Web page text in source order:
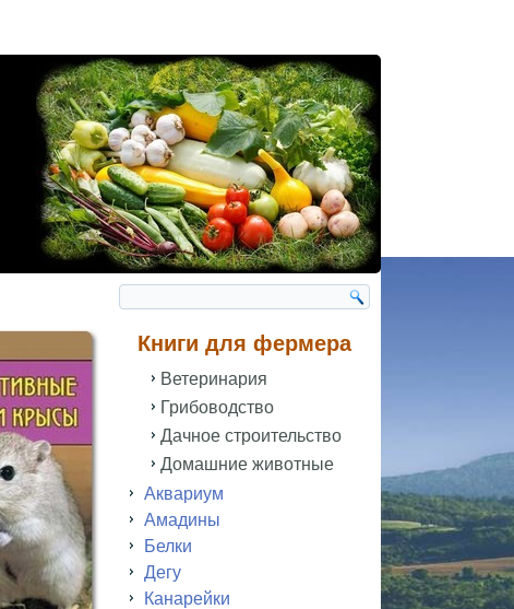
Книги для фермера
Ветеринария
Грибоводство
Дачное строительство
Домашние животные
Аквариум
Амадины
Белки
Дегу
Канарейки